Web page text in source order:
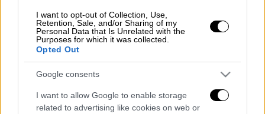
I want to opt-out of Collection, Use,
Retention, Sale, and/or Sharing of my
Personal Data that Is Unrelated with the
Purposes for which it was collected.
Opted Out
Google consents
I want to allow Google to enable storage
related to advertising like cookies on web or